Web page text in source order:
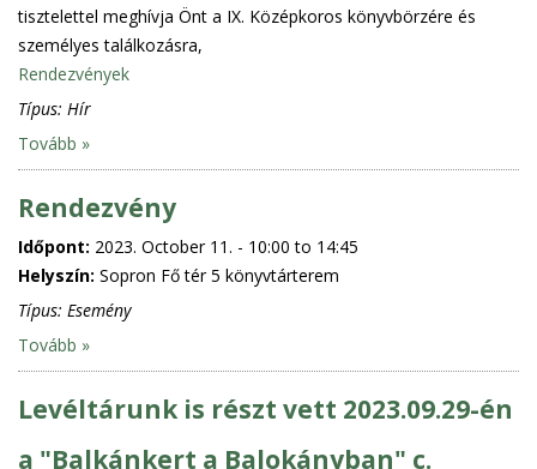
tisztelettel meghívja Önt a IX. Középkoros könyvbörzére és
személyes találkozásra,
Rendezvények
Típus: Hír
Tovább »
Rendezvény
Időpont: 2023. October 11. - 10:00 to 14:45
Helyszín: Sopron Fő tér 5 könyvtárterem
Típus: Esemény
Tovább »
Levéltárunk is részt vett 2023.09.29-én
a "Balkánkert a Balokányban" c.